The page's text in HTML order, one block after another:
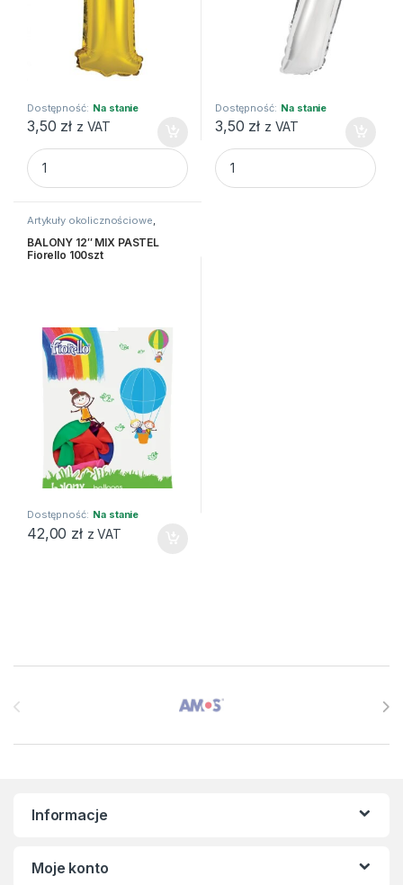
Dostępność: Na stanie
3,50 zł z VAT
Balon foliowy "Cyfra 1", złota, 35 cm quantity
Dostępność: Na stanie
3,50 zł z VAT
Balon foliowy "Cyfra 7",
Artykuły okolicznościowe
Balony i akcesoria
BALONY 12″ MIX PASTEL
Fiorello 100szt
Dostępność: Na stanie
42,00 zł z VAT
Informacje
Moje konto